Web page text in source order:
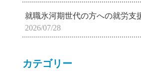
就職氷河期世代の方への就労支
2026/07/28
カテゴリー